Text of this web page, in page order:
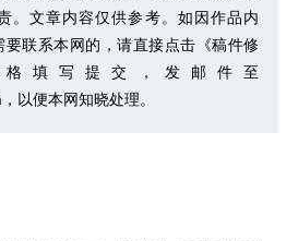
。文章内容仅供参考。如因作品内
联系本网的，请直接点击 《稿件修
格填写提交，发邮件至
以便本网知晓处理。